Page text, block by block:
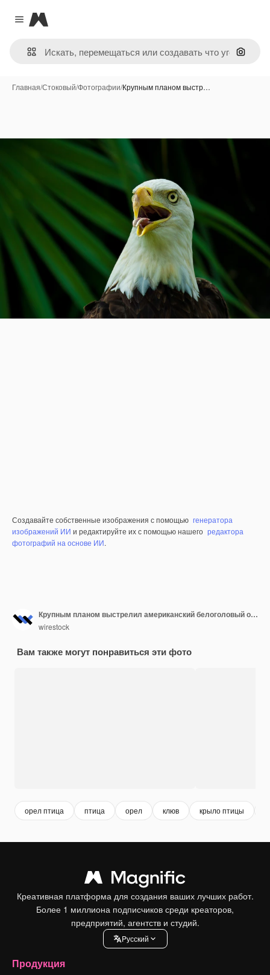
Close menu
Magnific
Поиск
Главная/Стоковый/Фотографии/Крупным планом выстр…
Создавайте собственные изображения с помощью генератора
изображений ИИ и редактируйте их с помощью нашего редактора
фотографий на основе ИИ.
Крупным планом выстрелил американский белоголовый орлан с открытым клювом
wirestock
Вам также могут понравиться эти фото
орел птица птица орел клюв крыло птицы
Креативная платформа для создания ваших лучших работ.
Более 1 миллиона подписчиков среди креаторов,
предприятий, агентств и студий.
Pусский
Продукция